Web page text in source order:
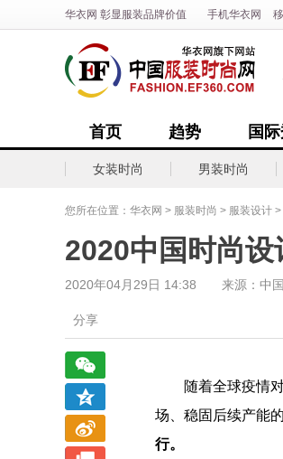
华衣网 彰显服装品牌价值 手机华衣网
首页 趋势 国
女装时尚 男装时尚
您所在位置： 华衣网 > 服装时尚 > 服装设计 >
2020中国时尚
2020年04月29日 14:38 来源：中国
分享
随着全球疫情对
场、稳固后续产能
行。